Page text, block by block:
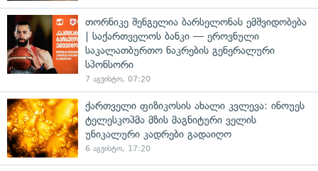
თორნიკე შენგელია ბარსელონას ემშვიდობება
| საქართველოს ბანკი — ეროვნული
საკალათბურთო ნაკრების გენერალური
სპონსორი
7 აგვისტო, 07:20
ქართველი ფიზიკოსის ახალი კვლევა: ინოუეს
ტელესკოპმა მზის მაგნიტური ველის
უნიკალური კადრები გადაიღო
6 აგვისტო, 17:20